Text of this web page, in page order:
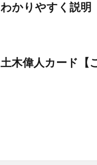
わかりやすく説明
土木偉人カード【